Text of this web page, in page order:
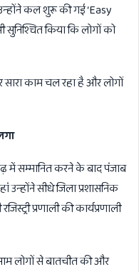
कल शुरू की गई ‘Easy
सुनिश्चित किया कि लोगों को
काम चल रहा है और लोगों
में सम्मानित करने के बाद पंजाब
सीधे जिला प्रशासनिक
प्रणाली की कार्यप्रणाली
आम लोगों से बातचीत की और